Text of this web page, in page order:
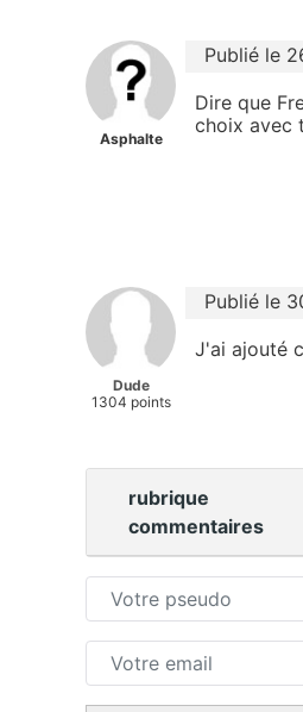
Asphalte
Publié le
Dire que
choix avec
Dude
1304 points
Publié le
J'ai ajouté
rubrique
commentaires